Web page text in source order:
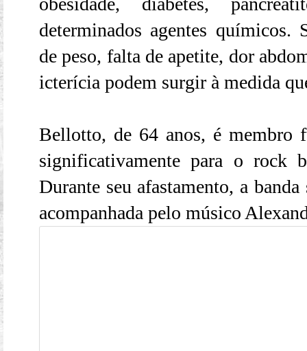
determinados agentes químicos.
de peso, falta de apetite, dor
icterícia podem surgir à medida
Bellotto, de 64 anos, é membro
significativamente para o rock
Durante seu afastamento, a
acompanhada pelo músico